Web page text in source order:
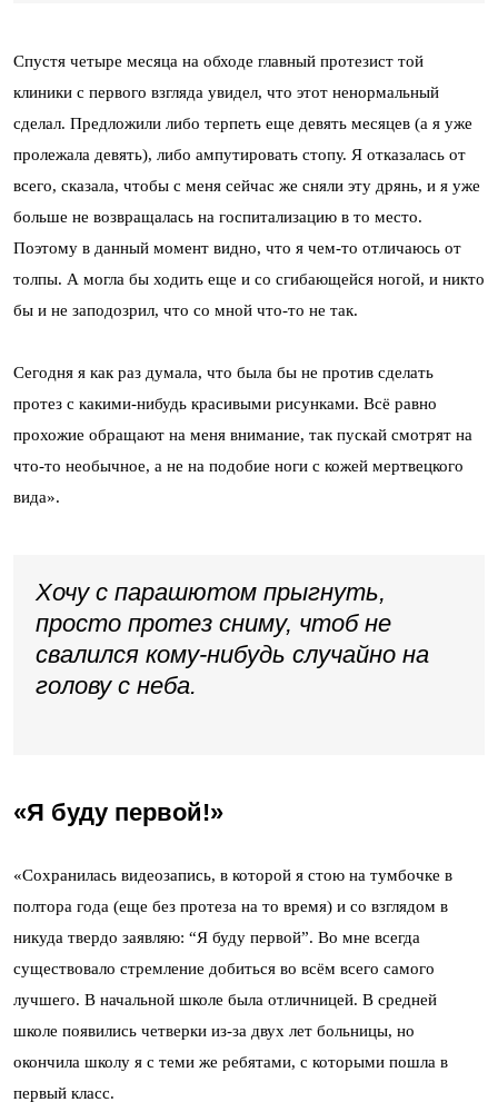
Спустя четыре месяца на обходе главный протезист той
клиники с первого взгляда увидел, что этот ненормальный
сделал. Предложили либо терпеть еще девять месяцев (а я уже
пролежала девять), либо ампутировать стопу. Я отказалась от
всего, сказала, чтобы с меня сейчас же сняли эту дрянь, и я уже
больше не возвращалась на госпитализацию в то место.
Поэтому в данный момент видно, что я чем-то отличаюсь от
толпы. А могла бы ходить еще и со сгибающейся ногой, и никто
бы и не заподозрил, что со мной что-то не так.
Сегодня я как раз думала, что была бы не против сделать
протез с какими-нибудь красивыми рисунками. Всё равно
прохожие обращают на меня внимание, так пускай смотрят на
что-то необычное, а не на подобие ноги с кожей мертвецкого
вида».
Хочу с парашютом прыгнуть,
просто протез сниму, чтоб не
свалился кому-нибудь случайно на
голову с неба.
«Я буду первой!»
«Сохранилась видеозапись, в которой я стою на тумбочке в
полтора года (еще без протеза на то время) и со взглядом в
никуда твердо заявляю: “Я буду первой”. Во мне всегда
существовало стремление добиться во всём всего самого
лучшего. В начальной школе была отличницей. В средней
школе появились четверки из-за двух лет больницы, но
окончила школу я с теми же ребятами, с которыми пошла в
первый класс.